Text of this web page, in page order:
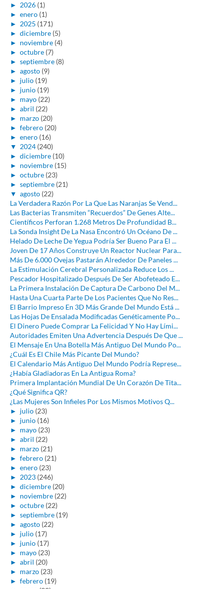
► 2026 (1)
► enero (1)
► 2025 (171)
► diciembre (5)
► noviembre (4)
► octubre (7)
► septiembre (8)
► agosto (9)
► julio (19)
► junio (19)
► mayo (22)
► abril (22)
► marzo (20)
► febrero (20)
► enero (16)
▼ 2024 (240)
► diciembre (10)
► noviembre (15)
► octubre (23)
► septiembre (21)
▼ agosto (22)
La Verdadera Razón Por La Que Las Naranjas Se Vend...
Las Bacterias Transmiten “Recuerdos” De Genes Alte...
Científicos Perforan 1.268 Metros De Profundidad B...
La Sonda Insight De La Nasa Encontró Un Océano De ...
Helado De Leche De Yegua Podría Ser Bueno Para El ...
Joven De 17 Años Construye Un Reactor Nuclear Para...
Más De 6.000 Ovejas Pastarán Alrededor De Paneles ...
La Estimulación Cerebral Personalizada Reduce Los ...
Pescador Hospitalizado Después De Ser Abofeteado E...
La Primera Instalación De Captura De Carbono Del M...
Hasta Una Cuarta Parte De Los Pacientes Que No Res...
El Barrio Impreso En 3D Más Grande Del Mundo Está ...
Las Hojas De Ensalada Modificadas Genéticamente Po...
El Dinero Puede Comprar La Felicidad Y No Hay Lími...
Autoridades Emiten Una Advertencia Después De Que ...
El Mensaje En Una Botella Más Antiguo Del Mundo Po...
¿Cuál Es El Chile Más Picante Del Mundo?
El Calendario Más Antiguo Del Mundo Podría Represe...
¿Había Gladiadoras En La Antigua Roma?
Primera Implantación Mundial De Un Corazón De Tita...
¿Qué Significa QR?
¿Las Mujeres Son Infieles Por Los Mismos Motivos Q...
► julio (23)
► junio (16)
► mayo (23)
► abril (22)
► marzo (21)
► febrero (21)
► enero (23)
► 2023 (246)
► diciembre (20)
► noviembre (22)
► octubre (22)
► septiembre (19)
► agosto (22)
► julio (17)
► junio (17)
► mayo (23)
► abril (20)
► marzo (23)
► febrero (19)